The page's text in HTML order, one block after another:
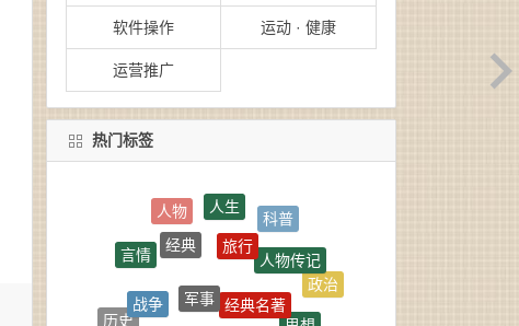
软件操作 运动 · 健康
运营推广
热门标签
人生
言情
经典
旅行
人物传记
政治
历史
战争
军事
经典名著
思想
社科
武侠